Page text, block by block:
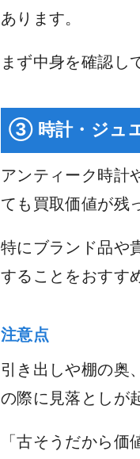
あります。
まず中身を確認し
③ 時計・ジュ
アンティーク時計
ても買取価値が残
特にブランド品や
することをおすす
注意点
引き出しや棚の奥
の際に見落としが
「古そうだから